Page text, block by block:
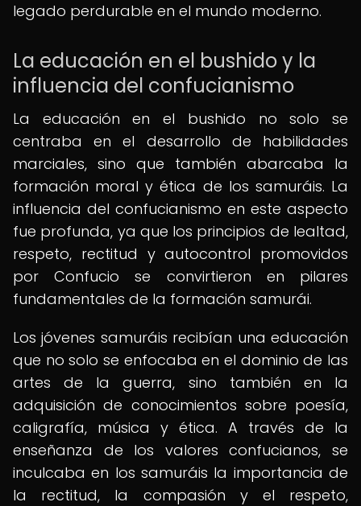
legado perdurable en el mundo moderno.
La educación en el bushido y la
influencia del confucianismo
La educación en el bushido no solo se
centraba en el desarrollo de habilidades
marciales, sino que también abarcaba la
formación moral y ética de los samuráis. La
influencia del confucianismo en este aspecto
fue profunda, ya que los principios de lealtad,
respeto, rectitud y autocontrol promovidos
por Confucio se convirtieron en pilares
fundamentales de la formación samurái.
Los jóvenes samuráis recibían una educación
que no solo se enfocaba en el dominio de las
artes de la guerra, sino también en la
adquisición de conocimientos sobre poesía,
caligrafía, música y ética. A través de la
enseñanza de los valores confucianos, se
inculcaba en los samuráis la importancia de
la rectitud, la compasión y el respeto,